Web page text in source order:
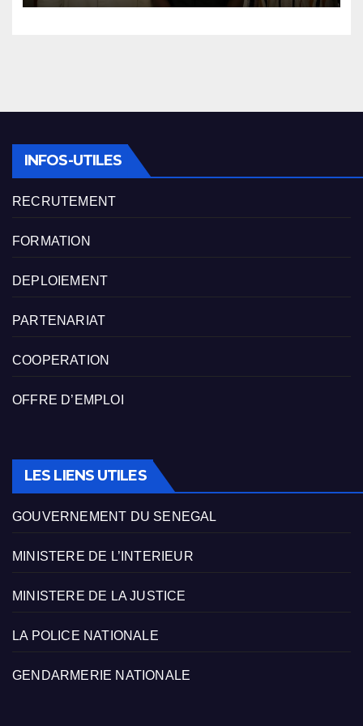
INFOS-UTILES
RECRUTEMENT
FORMATION
DEPLOIEMENT
PARTENARIAT
COOPERATION
OFFRE D’EMPLOI
LES LIENS UTILES
GOUVERNEMENT DU SENEGAL
MINISTERE DE L’INTERIEUR
MINISTERE DE LA JUSTICE
LA POLICE NATIONALE
GENDARMERIE NATIONALE